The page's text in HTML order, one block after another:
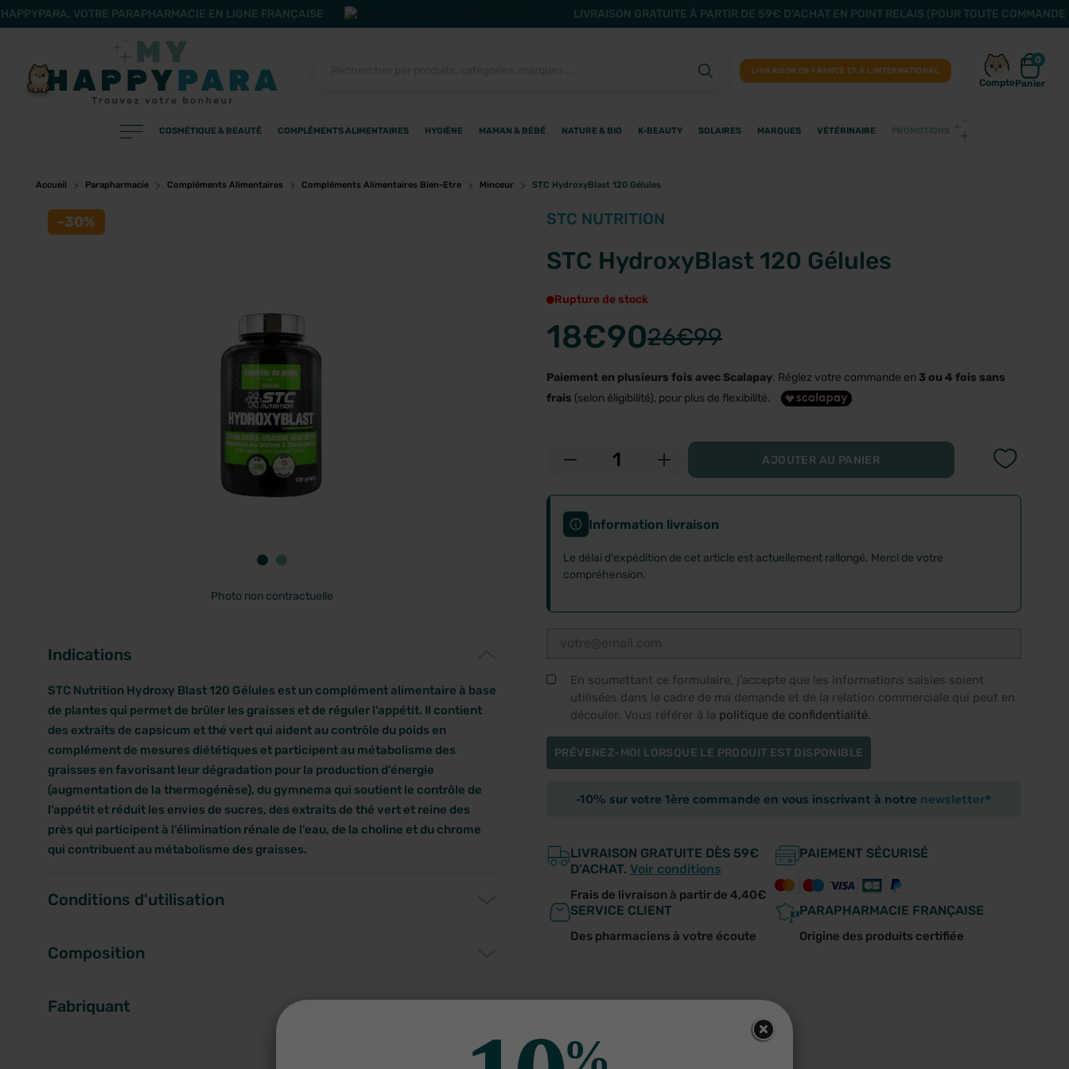
VOTRE PARAPHARMACIE EN LIGNE FRANÇAISE LIVRAISON GRATUITE À PARTIR DE 59€ D'ACHAT EN POINT RELAIS (POUR TOUTE
Filtres
CATÉGORIES
PRODUITS
LIVRAISON EN FRANCE ET À L’INTERNATIONAL
Compte
0
Panier
COSMÉTIQUE & BEAUTÉ COMPLÉMENTS ALIMENTAIRES HYGIÈNE MAMAN & BÉBÉ NATURE & BIO K-BEAUTY SOLAIRES MARQUES VÉTÉRINAIRE PROMOTIONS
Accueil Parapharmacie Compléments Alimentaires Compléments Alimentaires Bien-Etre Minceur STC HydroxyBlast 120 Gélules
STC NUTRITION
STC HydroxyBlast 120 Gélules
Rupture de stock
18€9026€99
Paiement en plusieurs fois avec Scalapay. Réglez votre commande en 3 ou 4 fois sans
frais (selon éligibilité), pour plus de flexibilité.
- + AJOUTER AU PANIER
Information livraison
Le délai d'expédition de cet article est actuellement rallongé. Merci de votre
compréhension.
En soumettant ce formulaire, j'accepte que les informations saisies soient
utilisées dans le cadre de ma demande et de la relation commerciale qui peut en
découler. Vous référer à la politique de confidentialité.
PRÉVENEZ-MOI LORSQUE LE PRODUIT EST DISPONIBLE
-10% sur votre 1ère commande en vous inscrivant à notre newsletter*
LIVRAISON GRATUITE DÈS 59€
D’ACHAT. Voir conditions
Frais de livraison à partir de 4,40€
PAIEMENT SÉCURISÉ
SERVICE CLIENT
Des pharmaciens à votre écoute
PARAPHARMACIE FRANÇAISE
Origine des produits certifiée
-30%
Photo non contractuelle
Indications
STC Nutrition Hydroxy Blast 120 Gélules est un complément alimentaire à base
de plantes qui permet de brûler les graisses et de réguler l'appétit. Il contient
des extraits de capsicum et thé vert qui aident au contrôle du poids en
complément de mesures diététiques et participent au métabolisme des
graisses en favorisant leur dégradation pour la production d'énergie
(augmentation de la thermogénèse), du gymnema qui soutient le contrôle de
l'appétit et réduit les envies de sucres, des extraits de thé vert et reine des
près qui participent à l'élimination rénale de l'eau, de la choline et du chrome
qui contribuent au métabolisme des graisses.
Conditions d'utilisation
Composition
Fabriquant
%